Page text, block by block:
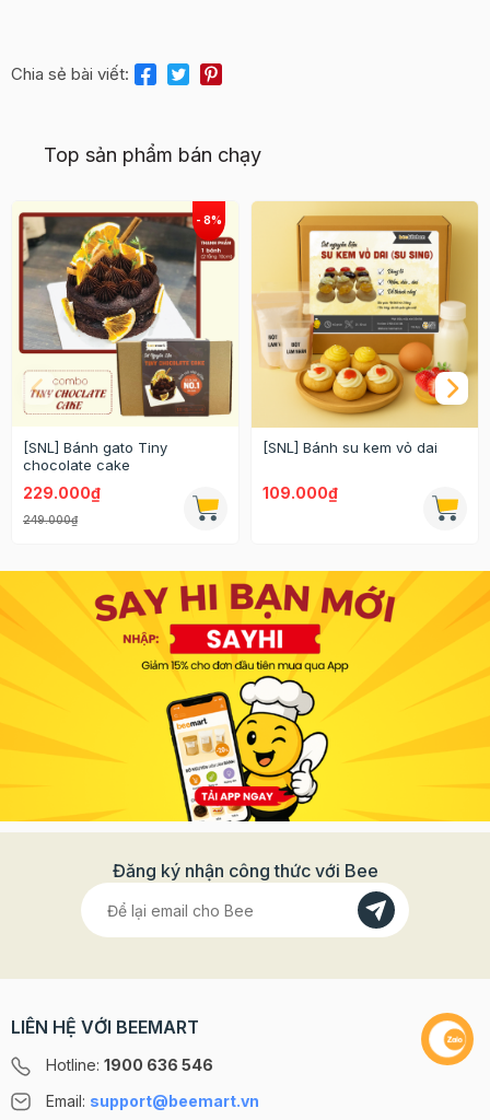
Chia sẻ bài viết:
Top sản phẩm bán chạy
[SNL] Bánh gato Tiny
chocolate cake
229.000₫
249.000₫
[SNL] Bánh su kem vỏ dai
109.000₫
Đăng ký nhận công thức với Bee
LIÊN HỆ VỚI BEEMART
Hotline: 1900 636 546
Email: support@beemart.vn